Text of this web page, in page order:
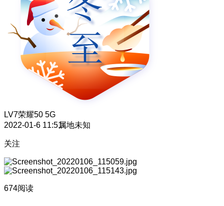
LV7荣耀50 5G
2022-01-6 11:51属地未知
关注
674阅读